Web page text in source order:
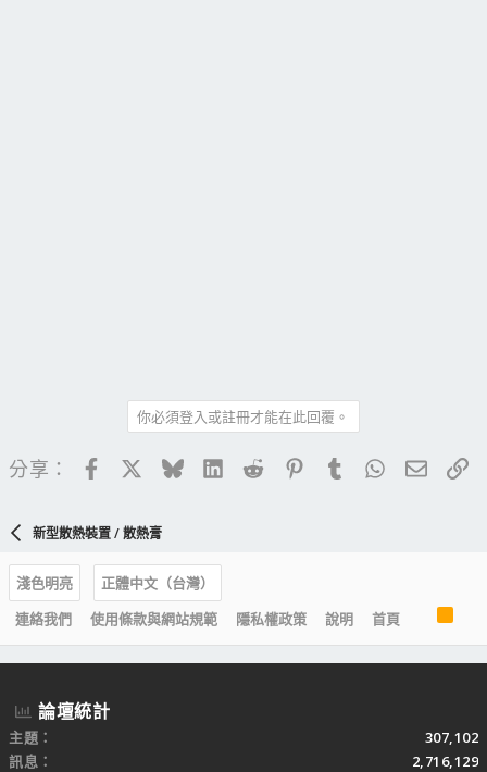
你必須登入或註冊才能在此回覆。
分享： FacebookBlueskyLinkedIn
Reddit PinterestTumblrWhatsApp
電子
新型散熱裝置 / 散熱膏
淺色明亮
正體中文（台灣）
連絡我們
使用條款與網站規範 隱私權政策 說明 首頁
R
S
S
論壇統計
主題
307,102
訊息
2,716,129